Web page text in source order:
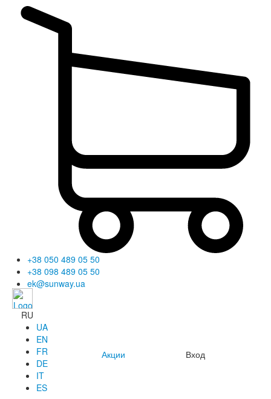
+38 050 489 05 50
+38 098 489 05 50
ek@sunway.ua
RU
UA
EN
FR
DE
IT
ES
Акции Вход